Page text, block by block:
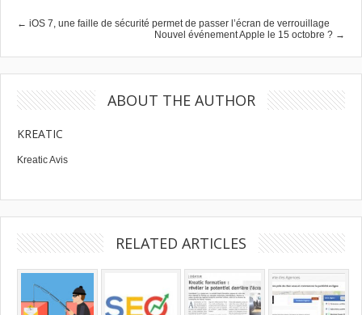
← iOS 7, une faille de sécurité permet de passer l’écran de verrouillage
Nouvel événement Apple le 15 octobre ? →
ABOUT THE AUTHOR
KREATIC
Kreatic Avis
RELATED ARTICLES